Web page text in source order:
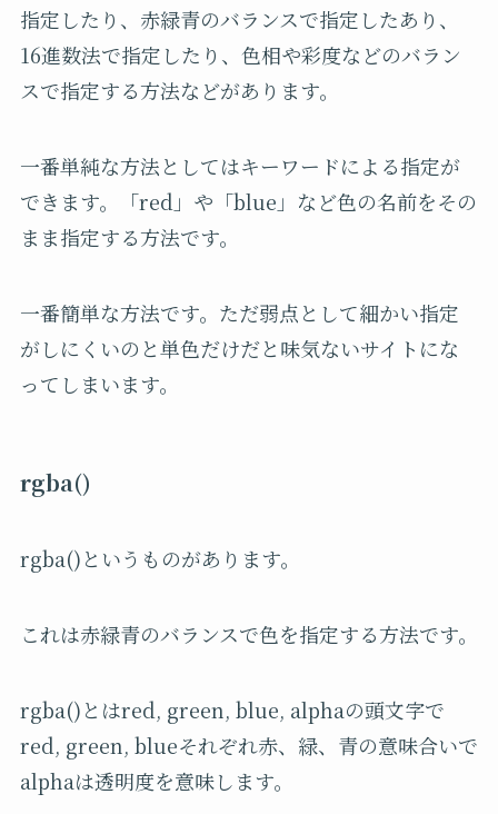
指定したり、赤緑青のバランスで指定したあり、
16進数法で指定したり、色相や彩度などのバラン
スで指定する方法などがあります。
一番単純な方法としてはキーワードによる指定が
できます。「red」や「blue」など色の名前をその
まま指定する方法です。
一番簡単な方法です。ただ弱点として細かい指定
がしにくいのと単色だけだと味気ないサイトにな
ってしまいます。
rgba()
rgba()というものがあります。
これは赤緑青のバランスで色を指定する方法です。
rgba()とはred, green, blue, alphaの頭文字で
red, green, blueそれぞれ赤、緑、青の意味合いで
alphaは透明度を意味します。